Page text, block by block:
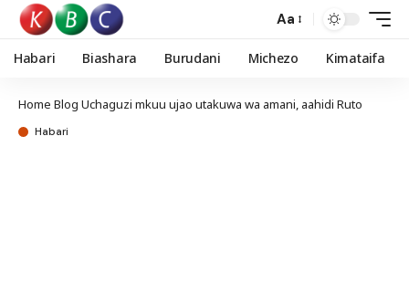
Aa
Habari Biashara Burudani Michezo Kimataifa
Home Blog Uchaguzi mkuu ujao utakuwa wa amani, aahidi Ruto
Habari